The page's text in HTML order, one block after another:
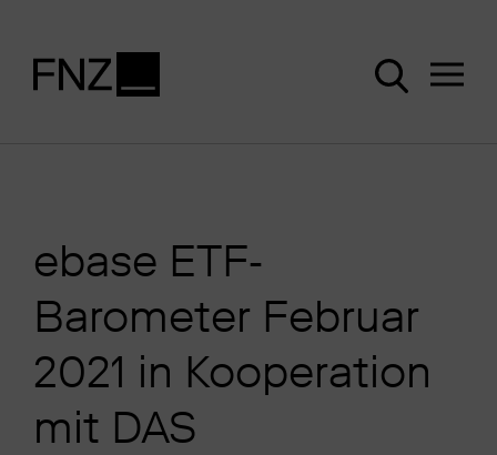
ebase ETF-
Barometer Februar
2021 in Kooperation
mit DAS